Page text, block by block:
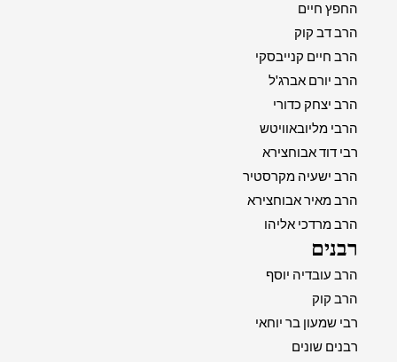
החפץ חיים
הרב דב קוק
הרב חיים קנייבסקי
הרב יורם אברג'ל
הרב יצחק כדורי
הרבי מליובאוויטש
רבי דוד אבוחצירא
הרב ישעיה מקרסטיר
הרב מאיר אבוחצירא
הרב מרדכי אליהו
רבנים
הרב עובדיה יוסף
הרב קוק
רבי שמעון בר יוחאי
רבנים שונים